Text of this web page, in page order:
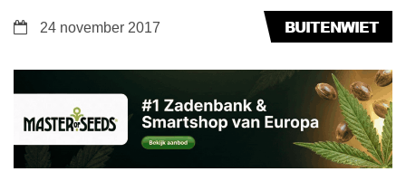
BUITENWIET
24 november 2017